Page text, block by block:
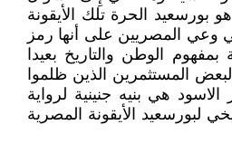
بورسعيد الحرة تلك الأيقونة
وعي المصريين على أنها رمز
بمفهوم الوطن والتاريخ بعيدا
المستثمرين الذين ظلموا
هي بنيه جنينية لرواية
لبورسعيد الأيقونة المصرية